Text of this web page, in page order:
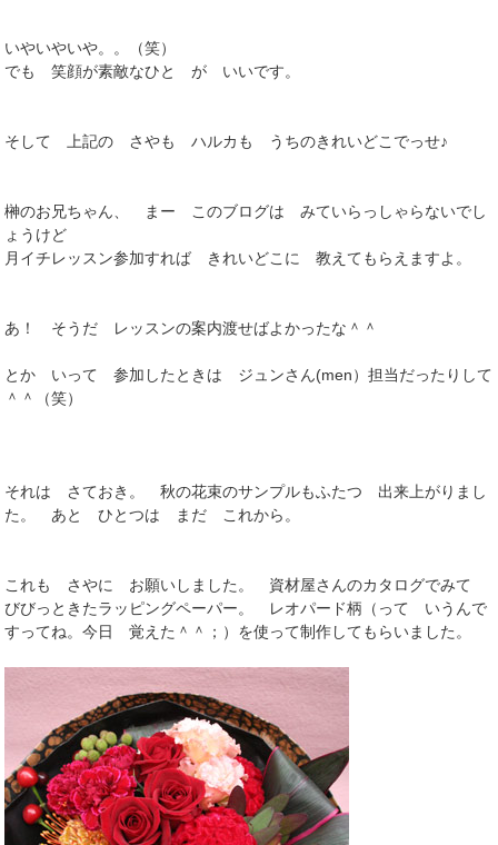
いやいやいや。。（笑）
でも 笑顔が素敵なひと が いいです。
そして 上記の さやも ハルカも うちのきれいどこでっせ♪
榊のお兄ちゃん、 まー このブログは みていらっしゃらないでし
ょうけど
月イチレッスン参加すれば きれいどこに 教えてもらえますよ。
あ！ そうだ レッスンの案内渡せばよかったな＾＾
とか いって 参加したときは ジュンさん(men）担当だったりして
＾＾（笑）
それは さておき。 秋の花束のサンプルもふたつ 出来上がりまし
た。 あと ひとつは まだ これから。
これも さやに お願いしました。 資材屋さんのカタログでみて
びびっときたラッピングペーパー。 レオパード柄（って いうんで
すってね。今日 覚えた＾＾；）を使って制作してもらいました。